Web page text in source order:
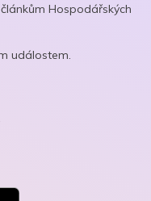
Hospodářských
událostem.